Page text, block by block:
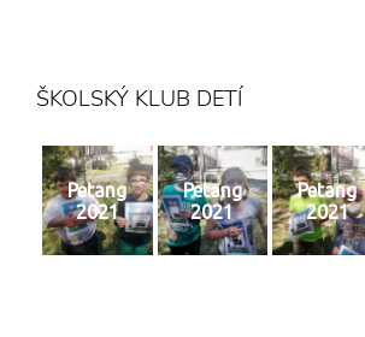
ŠKOLSKÝ KLUB DETÍ
Petang
2021
Petang
2021
Petang
2021